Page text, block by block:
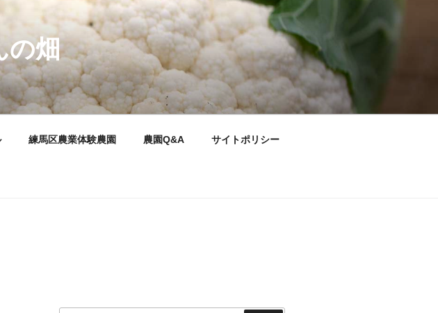
の畑
練馬区農業体験農園 農園Q&A サイトポリシー